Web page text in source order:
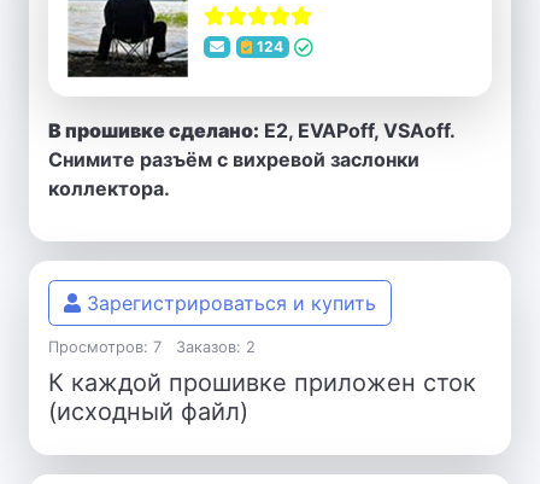
124
В прошивке сделано: E2, EVAPoff, VSAoff.
Снимите разъём с вихревой заслонки
коллектора.
Зарегистрироваться и купить
Просмотров: 7 Заказов: 2
К каждой прошивке приложен сток
(исходный файл)